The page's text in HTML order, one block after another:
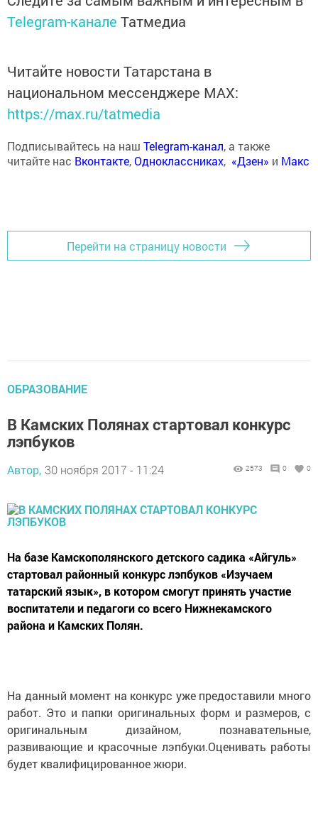
Telegram-канале Татмедиа
Читайте новости Татарстана в
национальном мессенджере MАХ:
https://max.ru/tatmedia
Подписывайтесь на наш Telegram-канал, а также
читайте нас Вконтакте,Одноклассниках, «Дзен» и Макс
Перейти на страницу новости
ОБРАЗОВАНИЕ
В Камских Полянах стартовал конкурс
лэпбуков
Автор, 30 ноября 2017 - 11:24 2573 0 0
На базе Камскополянского детского садика «Айгуль»
стартовал районный конкурс лэпбуков «Изучаем
татарский язык», в котором смогут принять участие
воспитатели и педагоги со всего Нижнекамского
района и Камских Полян.
На данный момент на конкурс уже предоставили много
работ. Это и папки оригинальных форм и размеров, с
оригинальным дизайном, познавательные,
развивающие и красочные лэпбуки.Оценивать работы
будет квалифицированное жюри.